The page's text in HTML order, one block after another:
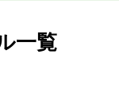
一覧